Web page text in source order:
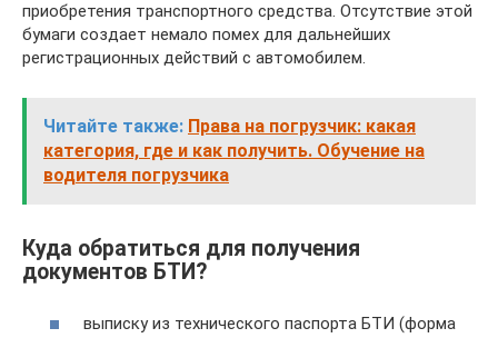
приобретения транспортного средства. Отсутствие этой
бумаги создает немало помех для дальнейших
регистрационных действий с автомобилем.
Читайте также: Права на погрузчик: какая
категория, где и как получить. Обучение на
водителя погрузчика
Куда обратиться для получения
документов БТИ?
выписку из технического паспорта БТИ (форма